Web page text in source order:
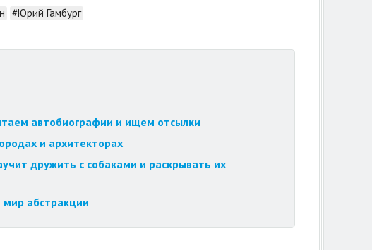
#Юрий Гамбург
автобиографии и ищем отсылки
и архитекторах
дружить с собаками и раскрывать их
абстракции